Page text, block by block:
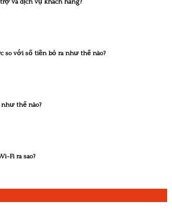
và dịch vụ khách hàng?
so với số tiền bỏ ra như thế nào?
thế nào?
Fi ra sao?